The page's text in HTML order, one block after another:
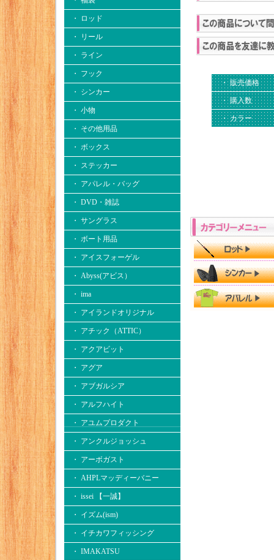
・ ロッド
・ リール
・ ライン
・ フック
・ シンカー
・ 小物
・ その他用品
・ ボックス
・ ステッカー
・ アパレル・バッグ
・ DVD・雑誌
・ サングラス
・ ボート用品
・ アイスフォーゲル
・ Abyss(アビス）
・ ima
・ アイランドオリジナル
・ アチック（ATTIC）
・ アクアビット
・ アグア
・ アブガルシア
・ アルフハイト
・ アユムプロダクト
・ アンクルジョッシュ
・ アーボガスト
・ AHPLマッディーバニー
・ issei 【一誠】
・ イズム(ism)
・ イチカワフィッシング
・ IMAKATSU
・ 販売価格
・ 購入数
・ カラー